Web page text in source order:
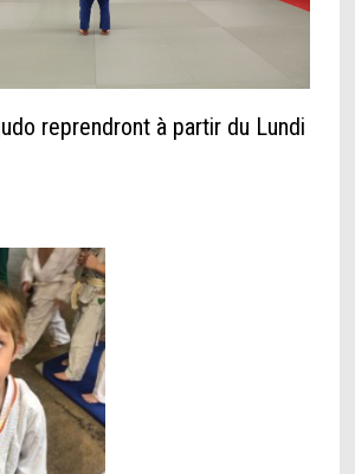
reprendront à partir du Lundi